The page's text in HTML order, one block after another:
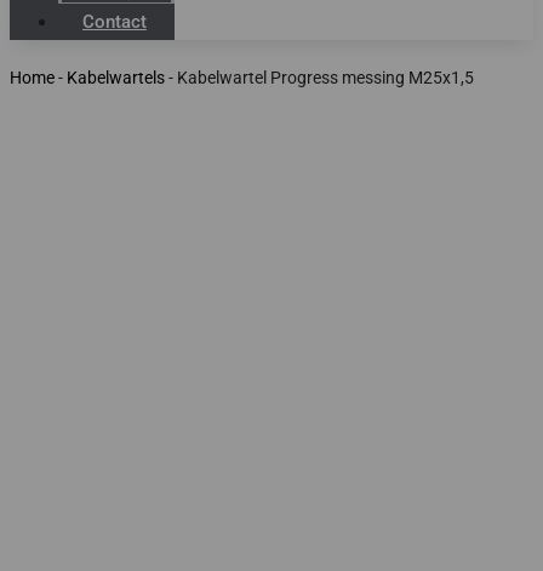
Contact
Home- Kabelwartels- Kabelwartel Progress messing M25x1,5